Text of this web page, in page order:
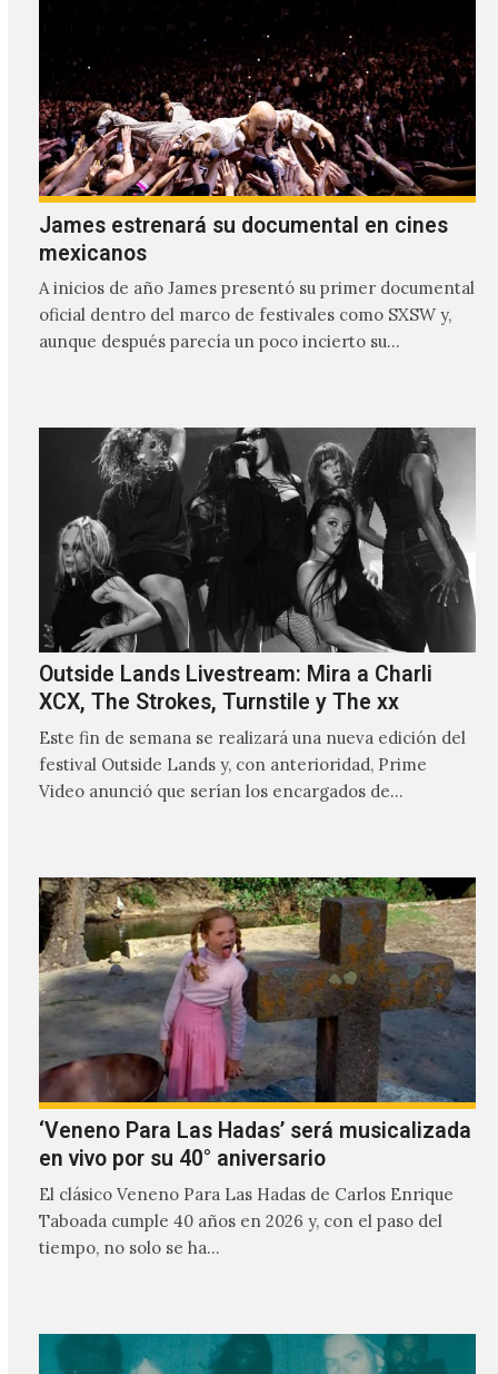
James estrenará su documental en cines
mexicanos
A inicios de año James presentó su primer documental
oficial dentro del marco de festivales como SXSW y,
aunque después parecía un poco incierto su…
Outside Lands Livestream: Mira a Charli
XCX, The Strokes, Turnstile y The xx
Este fin de semana se realizará una nueva edición del
festival Outside Lands y, con anterioridad, Prime
Video anunció que serían los encargados de
‘Veneno Para Las Hadas’ será musicalizada
en vivo por su 40° aniversario
El clásico Veneno Para Las Hadas de Carlos Enrique
Taboada cumple 40 años en 2026 y, con el paso del
tiempo, no solo se ha…